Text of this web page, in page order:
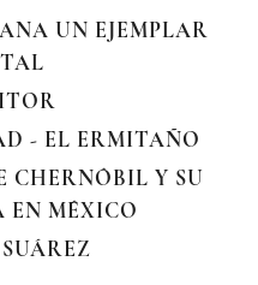
UN EJEMPLAR
- EL ERMITAÑO
CHERNÓBIL Y SU
EN MÉXICO
SUÁREZ